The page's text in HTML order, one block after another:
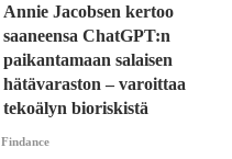
Annie Jacobsen kertoo
saaneensa ChatGPT:n
paikantamaan salaisen
hätävaraston – varoittaa
tekoälyn bioriskistä
Findance